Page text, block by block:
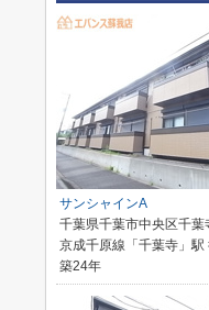
サンシャインA
千葉県千葉市中央区千葉
京成千原線「千葉寺」駅
築24年